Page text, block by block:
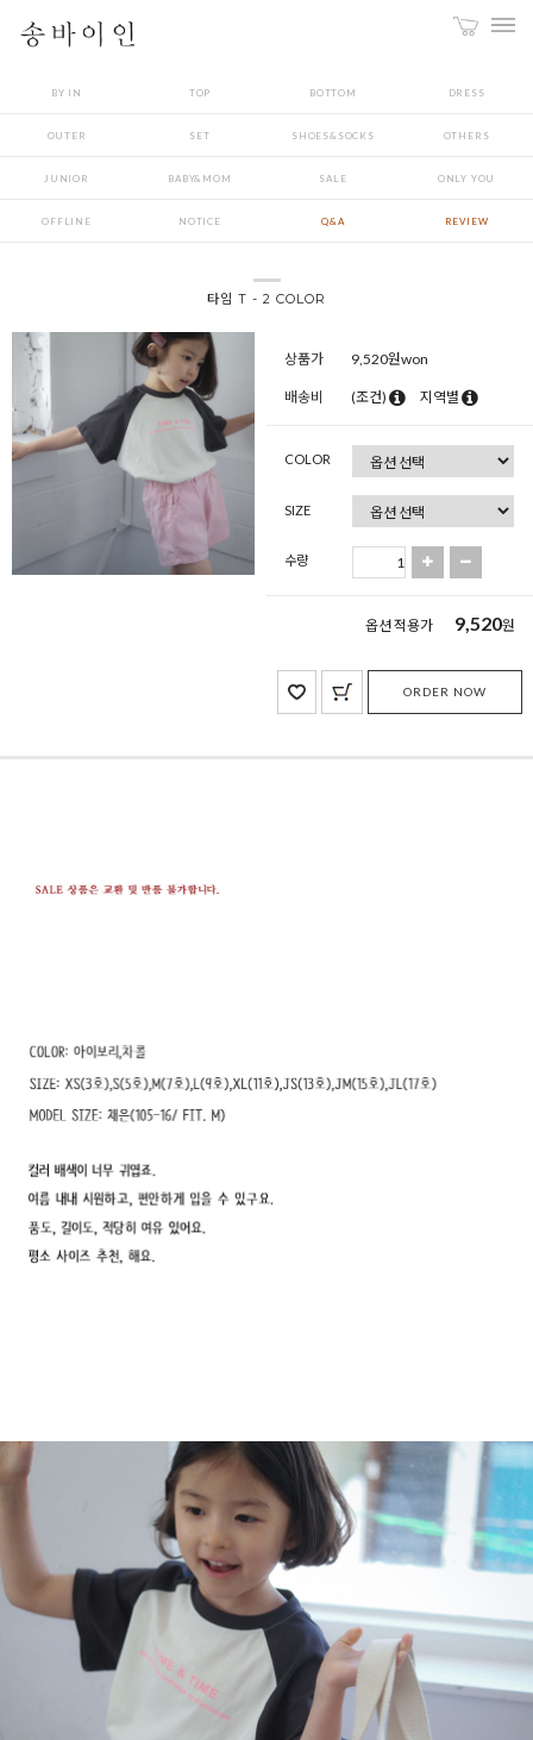
BY IN TOP BOTTOM DRESS
OUTER SET SHOES&SOCKS OTHERS
JUNIOR BABY&MOM SALE ONLY YOU
OFFLINE NOTICE Q&A REVIEW
타임 T - 2 COLOR
상품가 9,520원won
배송비 (조건) 지역별
COLOR
SIZE
수량
옵션 적용가 9,520원
ORDER NOW